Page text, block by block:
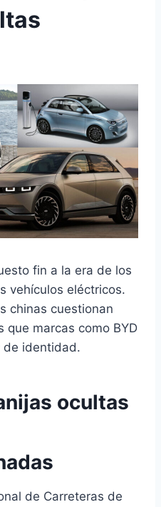
fin a la era de los
vehículos eléctricos.
chinas cuestionan
que marcas como BYD
de identidad.
ocultas
de Carreteras de